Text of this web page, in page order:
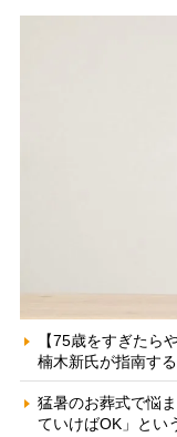
【75歳をすぎたら
楠木新氏が指南す
猛暑のお葬式で悩
ていけばOK」とい